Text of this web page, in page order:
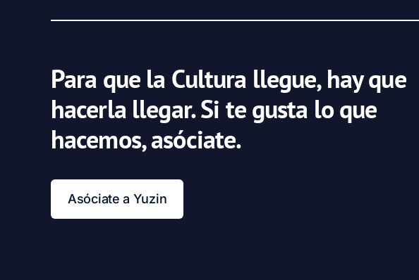
Para que la Cultura llegue, hay que
hacerla llegar. Si te gusta lo que
hacemos, asóciate.
Asóciate a Yuzin